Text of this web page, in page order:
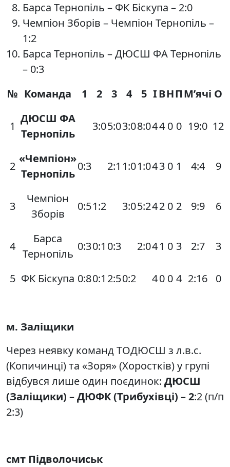
Барса Тернопіль – ФК Біскупа – 2:0
Чемпіон Зборів – Чемпіон Тернопіль –
1:2
Барса Тернопіль – ДЮСШ ФА Тернопіль
– 0:3
№ Команда 1 2 3 4 5 ІВНПМ’ячі О
1
ДЮСШ ФА
Тернопіль
3:05:03:08:044 0 0 19:0 12
2
«Чемпіон»
Тернопіль
0:3 2:1 1:01:043 0 1 4:4 9
3
Чемпіон
Зборів
0:51:2 3:05:242 0 2 9:9 6
4
Барса
Тернопіль
0:30:1 0:3 2:041 0 3 2:7 3
5 ФК Біскупа 0:80:1 2:50:2 40 0 4 2:16 0
м. Заліщики
Через неявку команд ТОДЮСШ з л.в.с.
(Копичинці) та «Зоря» (Хоростків) у групі
відбувся лише один поєдинок: ДЮСШ
(Заліщики) – ДЮФК (Трибухівці) – 2:2 (п/п
2:3)
смт Підволочиськ